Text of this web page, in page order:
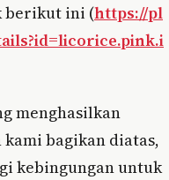
berikut ini (https://pl
menghasilkan
bagikan diatas,
kebingungan untuk